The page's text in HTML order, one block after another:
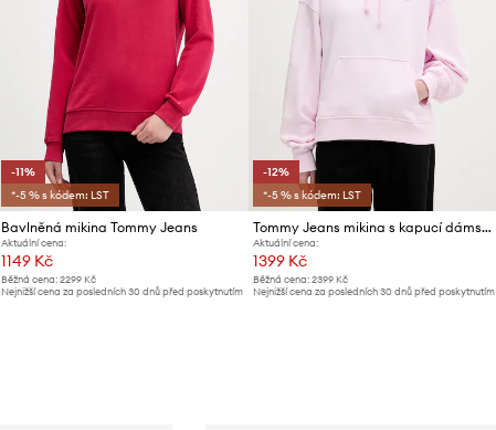
-11%
*-5 % s kódem: LST
Bavlněná mikina Tommy Jeans
Aktuální cena:
1149 Kč
Běžná cena: 2299 Kč
Nejnižší cena za posledních 30 dnů před poskytnutím
-12%
*-5 % s kódem: LST
Tommy Jeans mikina s kapucí dámská bavlněná
Aktuální cena:
1399 Kč
Běžná cena: 2399 Kč
Nejnižší cena za posledních 30 dnů před poskytnutím